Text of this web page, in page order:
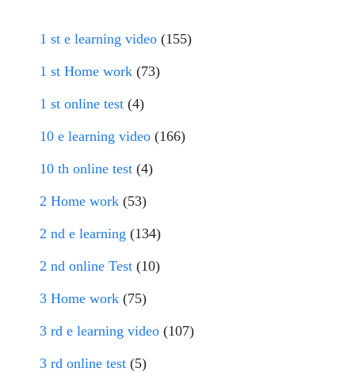
1 st e learning video (155)
1 st Home work (73)
1 st online test (4)
10 e learning video (166)
10 th online test (4)
2 Home work (53)
2 nd e learning (134)
2 nd online Test (10)
3 Home work (75)
3 rd e learning video (107)
3 rd online test (5)